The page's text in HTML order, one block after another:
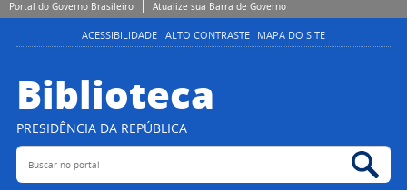
Portal do Governo Brasileiro Atualize sua Barra de Governo
ACESSIBILIDADE ALTO CONTRASTE MAPA DO SITE
Biblioteca
PRESIDÊNCIA DA REPÚBLICA
Buscar no portal